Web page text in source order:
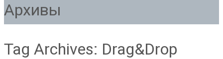
Архивы
Tag Archives: Drag&Drop